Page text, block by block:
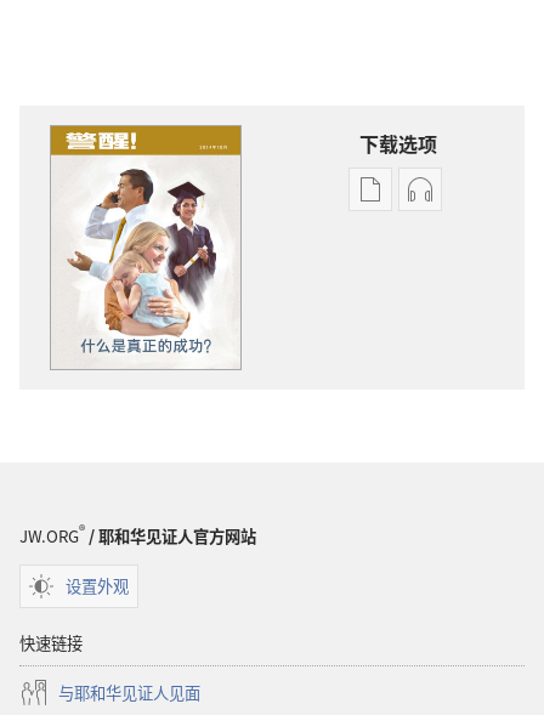
下载选项
出
功？
音
JW.ORG®/ 耶和华见证人官方网站
设置外观
快速链接
与耶和华见证人见面